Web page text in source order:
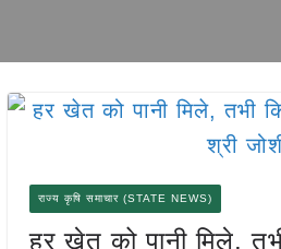
राज्य कृषि समाचार (STATE NEWS)
हर खेत को पानी मिले,